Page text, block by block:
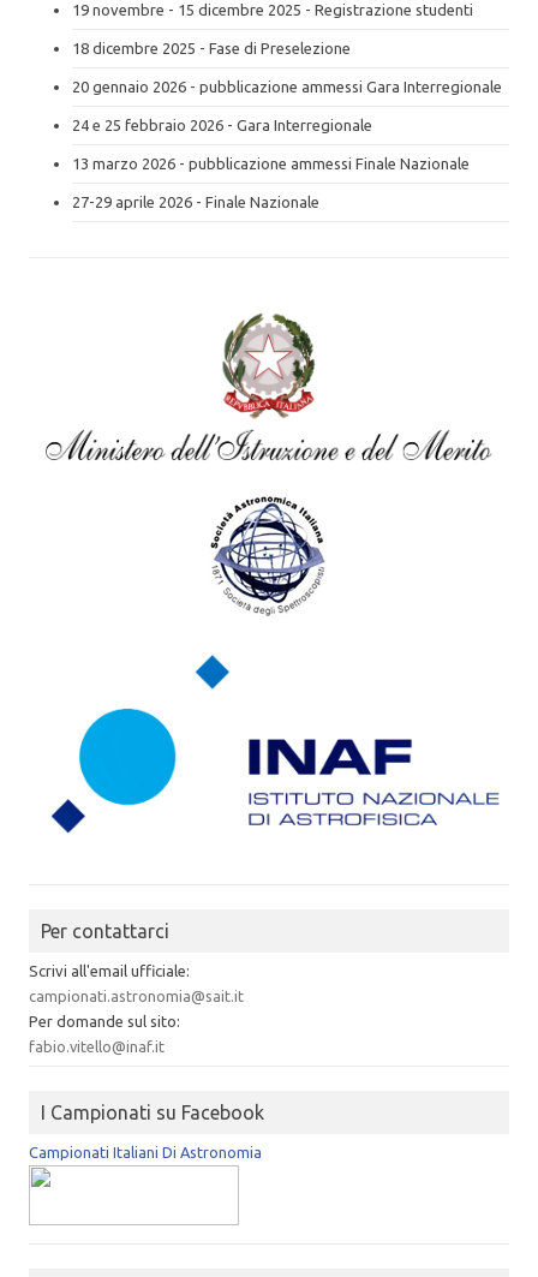
19 novembre - 15 dicembre 2025 - Registrazione studenti
18 dicembre 2025 - Fase di Preselezione
20 gennaio 2026 - pubblicazione ammessi Gara Interregionale
24 e 25 febbraio 2026 - Gara Interregionale
13 marzo 2026 - pubblicazione ammessi Finale Nazionale
27-29 aprile 2026 - Finale Nazionale
Per contattarci
Scrivi all'email ufficiale:
campionati.astronomia@sait.it
Per domande sul sito:
fabio.vitello@inaf.it
I Campionati su Facebook
Campionati Italiani Di Astronomia